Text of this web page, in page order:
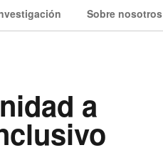
Sobre nosotros
a